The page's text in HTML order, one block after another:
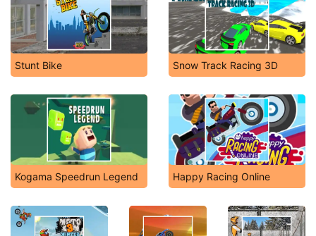
Stunt Bike Snow Track Racing 3D
Kogama Speedrun Legend Happy Racing Online